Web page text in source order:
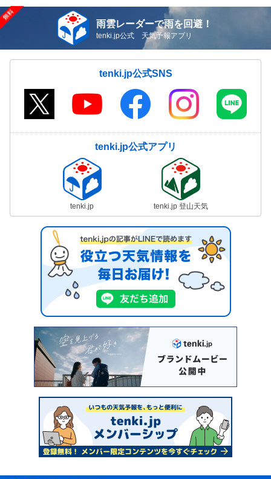
雨雲レーダーで雨を回避！
tenki.jp公式 天気予報アプリ
tenki.jp公式SNS
tenki.jp公式アプリ
tenki.jp tenki.jp 登山天気